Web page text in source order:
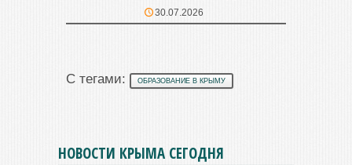
30.07.2026
С тегами: ОБРАЗОВАНИЕ В КРЫМУ
НОВОСТИ КРЫМА СЕГОДНЯ